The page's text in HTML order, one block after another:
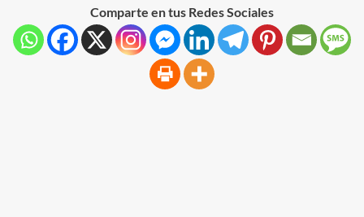
Comparte en tus Redes Sociales